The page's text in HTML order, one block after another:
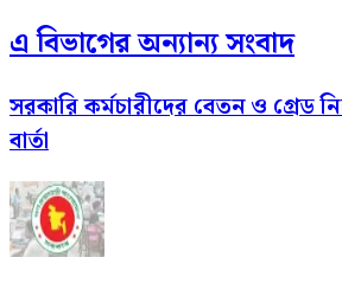
এ বিভাগের অন্যান্য সংবাদ
সরকারি কর্মচারীদের বেতন ও গ্রেড
বার্তা